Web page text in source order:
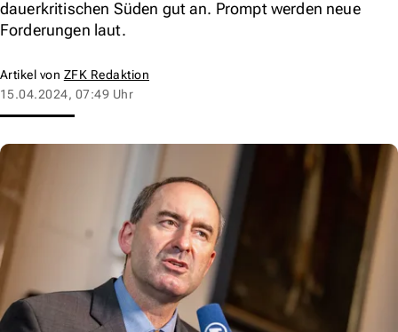
dauerkritischen Süden gut an. Prompt werden neue
Forderungen laut.
Artikel von ZFK Redaktion
15.04.2024, 07:49 Uhr